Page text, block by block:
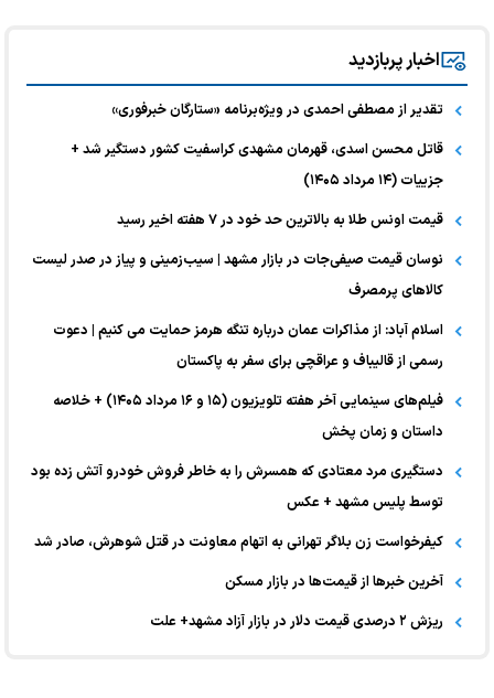
اخبار پربازدید
تقدیر از مصطفی احمدی در ویژه‌برنامه «ستارگان خبرفوری»
قاتل محسن اسدی، قهرمان مشهدی کراسفیت کشور دستگیر شد +
جزییات (۱۴ مرداد ۱۴۰۵)
قیمت اونس طلا به بالاترین حد خود در ۷ هفته اخیر رسید
نوسان قیمت صیفی‌جات در بازار مشهد | سیب‌زمینی و پیاز در صدر لیست
کالا‌های پرمصرف
اسلام آباد: از مذاکرات عمان درباره تنگه هرمز حمایت می کنیم | دعوت
رسمی از قالیباف و عراقچی برای سفر به پاکستان
فیلم‌های سینمایی آخر هفته تلویزیون (۱۵ و ۱۶ مرداد ۱۴۰۵) + خلاصه
داستان و زمان پخش
دستگیری مرد معتادی که همسرش را به خاطر فروش خودرو آتش زده بود
توسط پلیس مشهد + عکس
کیفرخواست زن بلاگر تهرانی به اتهام معاونت در قتل شوهرش، صادر شد
آخرین خبر‌ها از قیمت‌ها در بازار مسکن
ریزش ۲ درصدی قیمت دلار در بازار آزاد مشهد+ علت